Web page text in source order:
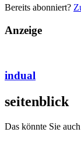
Bereits abonniert?
Anzeige
indual
seitenblick
Das könnte Sie